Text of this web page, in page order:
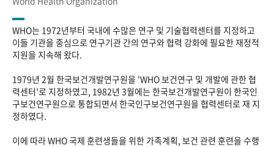
WHO는 1972년부터 국내에 수많은 연구 및 기술협력센터를 지정하고
이들 기관을 중심으로 연구기관 간의 연구와 협력 강화에 필요한 재정적
지원을 지속해 왔다.
1979년 2월 한국보건개발연구원을 'WHO 보건연구 및 개발에 관한 협
력센터'로 지정하였고, 1982년 3월에는 한국보건개발연구원이 한국인
구보건연구원으로 통합되면서 한국인구보건연구원을 협력센터로 재 지
정하였다.
이에 따라 WHO 국제 훈련생들을 위한 가족계획, 보건 관련 훈련을 수행